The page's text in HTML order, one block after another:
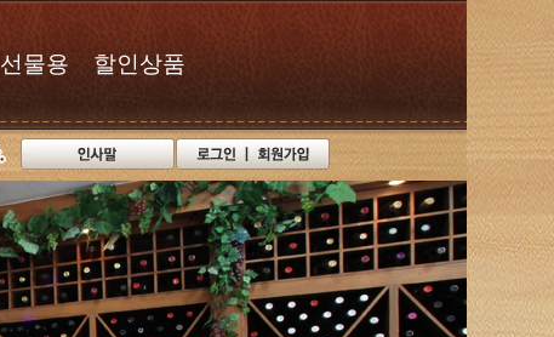
선물용 할인상품